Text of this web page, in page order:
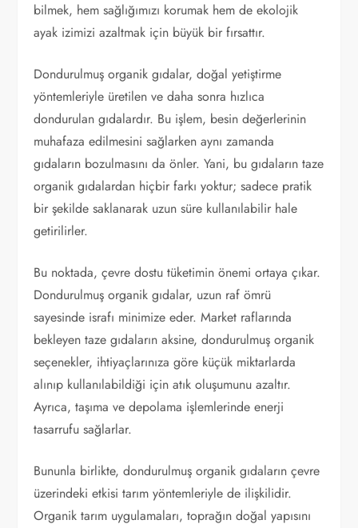
bilmek, hem sağlığımızı korumak hem de ekolojik
ayak izimizi azaltmak için büyük bir fırsattır.
Dondurulmuş organik gıdalar, doğal yetiştirme
yöntemleriyle üretilen ve daha sonra hızlıca
dondurulan gıdalardır. Bu işlem, besin değerlerinin
muhafaza edilmesini sağlarken aynı zamanda
gıdaların bozulmasını da önler. Yani, bu gıdaların taze
organik gıdalardan hiçbir farkı yoktur; sadece pratik
bir şekilde saklanarak uzun süre kullanılabilir hale
getirilirler.
Bu noktada, çevre dostu tüketimin önemi ortaya çıkar.
Dondurulmuş organik gıdalar, uzun raf ömrü
sayesinde israfı minimize eder. Market raflarında
bekleyen taze gıdaların aksine, dondurulmuş organik
seçenekler, ihtiyaçlarınıza göre küçük miktarlarda
alınıp kullanılabildiği için atık oluşumunu azaltır.
Ayrıca, taşıma ve depolama işlemlerinde enerji
tasarrufu sağlarlar.
Bununla birlikte, dondurulmuş organik gıdaların çevre
üzerindeki etkisi tarım yöntemleriyle de ilişkilidir.
Organik tarım uygulamaları, toprağın doğal yapısını